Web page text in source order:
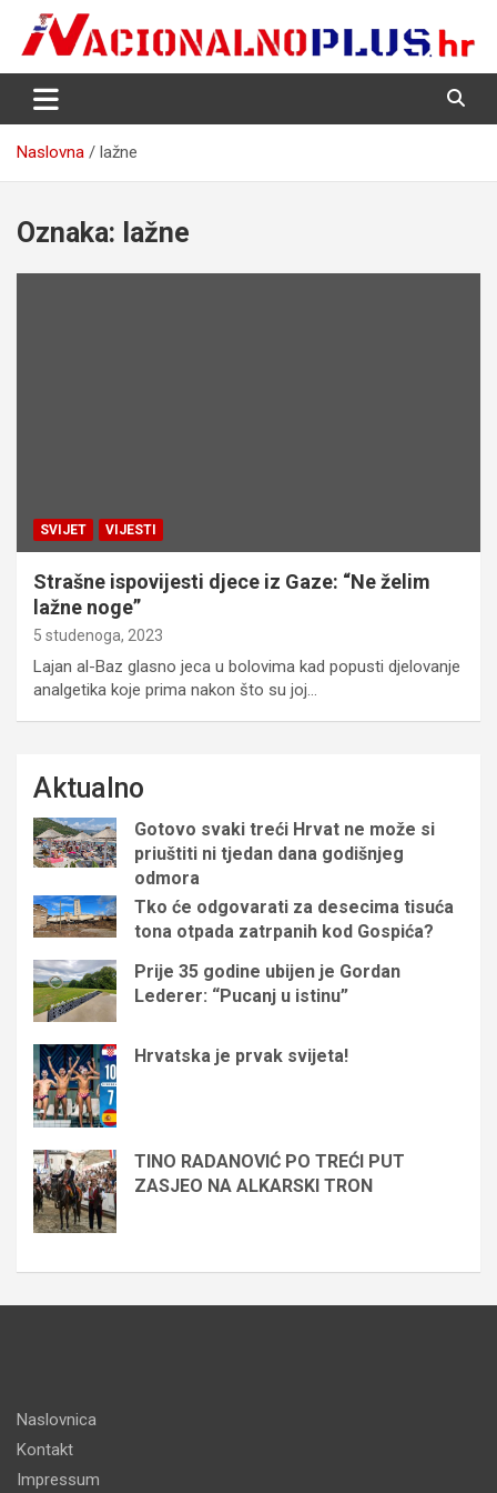
content
NacionalnoPlus.hr
Nacija želi znati više
Naslovna lažne
Oznaka: lažne
SVIJET VIJESTI
Strašne ispovijesti djece iz Gaze: “Ne želim
lažne noge”
5 studenoga, 2023
Lajan al-Baz glasno jeca u bolovima kad popusti djelovanje
analgetika koje prima nakon što su joj…
Aktualno
Gotovo svaki treći Hrvat ne može si
priuštiti ni tjedan dana godišnjeg
odmora
Tko će odgovarati za desecima tisuća
tona otpada zatrpanih kod Gospića?
Prije 35 godine ubijen je Gordan
Lederer: “Pucanj u istinu”
Hrvatska je prvak svijeta!
TINO RADANOVIĆ PO TREĆI PUT
ZASJEO NA ALKARSKI TRON
Naslovnica
Kontakt
Impressum